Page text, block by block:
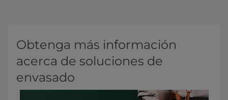
Obtenga más información
acerca de soluciones de
envasado